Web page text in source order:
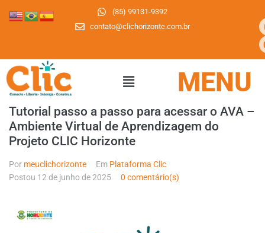
(85) 99131-9392
contato@clichorizonte.com.br
MENU
Tutorial passo a passo para acessar o AVA –
Ambiente Virtual de Aprendizagem do
Projeto CLIC Horizonte
Por meuclichorizonte Em Plataforma Clic
Postou 12 de junho de 2025 0 comentário(s)